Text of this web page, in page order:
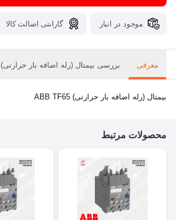
موجود در انبار گارانتی اصالت کالا
معرفی بررسی بیمتال (رله اضافه بار حرارتی) ABB TF65
بیمتال (رله اضافه بار حرارتی) ABB TF65
محصولات مرتبط